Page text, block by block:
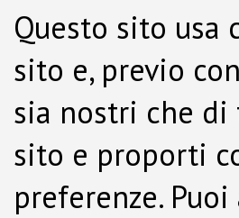
Questo sito usa
sito e, previo
sia nostri che di
sito e proporti
preferenze.